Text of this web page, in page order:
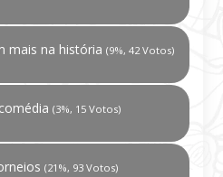
mais na história (9%, 42 Votos)
(3%, 15 Votos)
(21%, 93 Votos)